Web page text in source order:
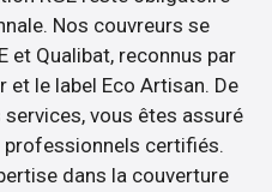
Nos couvreurs se
et Qualibat, reconnus par
le label Eco Artisan. De
vous êtes assuré
professionnels certifiés.
dans la couverture